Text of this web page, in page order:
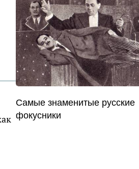
Самые знаменитые русские
фокусники